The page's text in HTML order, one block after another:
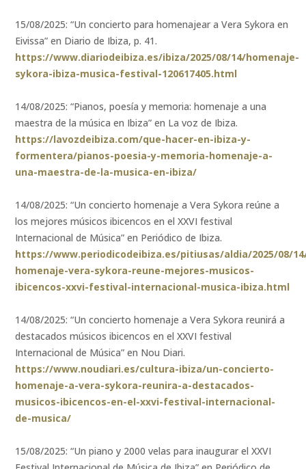
15/08/2025: “Un concierto para homenajear a Vera Sykora en
Eivissa” en Diario de Ibiza, p. 41.
https://www.diariodeibiza.es/ibiza/2025/08/14/homenaje-
sykora-ibiza-musica-festival-120617405.html
14/08/2025: “Pianos, poesía y memoria: homenaje a una
maestra de la música en Ibiza” en La voz de Ibiza.
https://lavozdeibiza.com/que-hacer-en-ibiza-y-
formentera/pianos-poesia-y-memoria-homenaje-a-
una-maestra-de-la-musica-en-ibiza/
14/08/2025: “Un concierto homenaje a Vera Sykora reúne a
los mejores músicos ibicencos en el XXVI festival
Internacional de Música” en Periódico de Ibiza.
https://www.periodicodeibiza.es/pitiusas/aldia/2025/08/
homenaje-vera-sykora-reune-mejores-musicos-
ibicencos-xxvi-festival-internacional-musica-ibiza.html
14/08/2025: “Un concierto homenaje a Vera Sykora reunirá a
destacados músicos ibicencos en el XXVI festival
Internacional de Música” en Nou Diari.
https://www.noudiari.es/cultura-ibiza/un-concierto-
homenaje-a-vera-sykora-reunira-a-destacados-
musicos-ibicencos-en-el-xxvi-festival-internacional-
de-musica/
15/08/2025: “Un piano y 2000 velas para inaugurar el XXVI